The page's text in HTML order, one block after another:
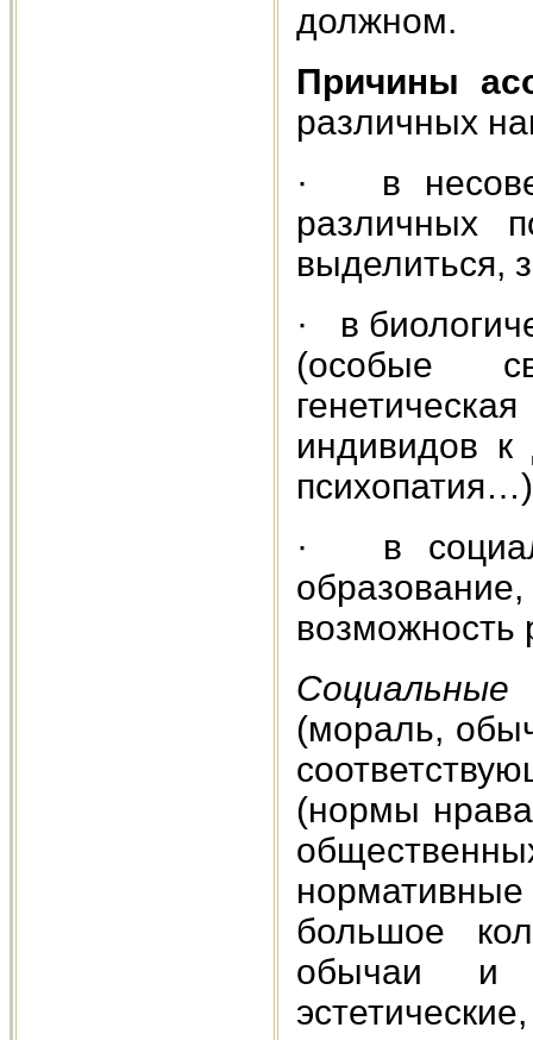
должном.
Причины
различных
· в
различных
выделиться,
· в
(особые
индивидов к
· в
возможность
(мораль,
(нормы
большое
обычаи и